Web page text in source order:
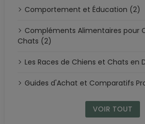
Comportement et Éducation (2)
Compléments Alimentaires pour
Chats (2)
Les Races de Chiens et Chats en
Guides d'Achat et Comparatifs
VOIR TOUT